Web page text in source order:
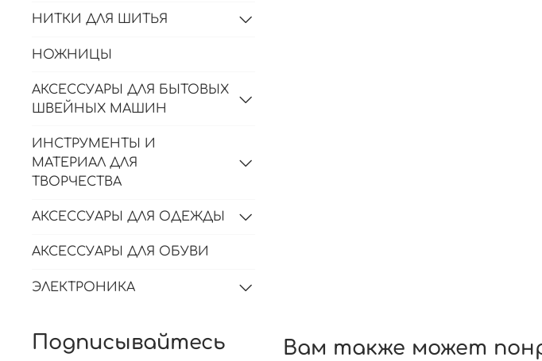
Вам также может
НИТКИ ДЛЯ ШИТЬЯ
НОЖНИЦЫ
АКСЕССУАРЫ ДЛЯ БЫТОВЫХ
ШВЕЙНЫХ МАШИН
ИНСТРУМЕНТЫ И
МАТЕРИАЛ ДЛЯ
ТВОРЧЕСТВА
АКСЕССУАРЫ ДЛЯ ОДЕЖДЫ
АКСЕССУАРЫ ДЛЯ ОБУВИ
ЭЛЕКТРОНИКА
Подписывайтесь